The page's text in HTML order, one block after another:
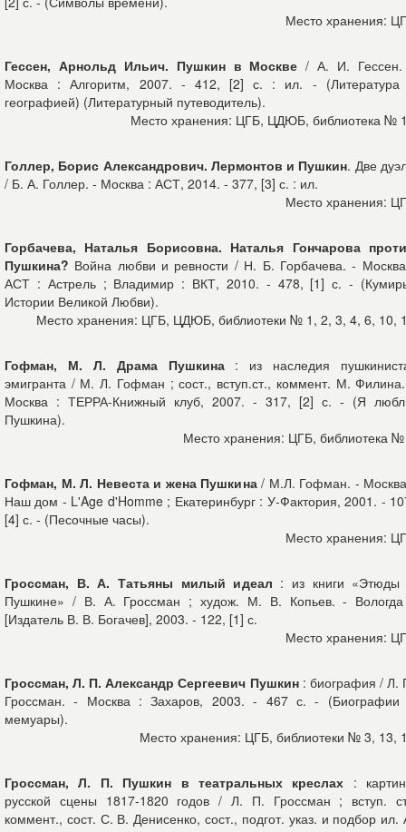
Место хранения:
Гессен, Арнольд Ильич. Пушкин в Москве / А. И.
Москва : Алгоритм, 2007. - 412, [2] с. : ил. - (Литература
географией) (Литературный путеводитель).
Место хранения: ЦГБ, ЦДЮБ, библиотека №
Голлер, Борис Александрович. Лермонтов и Пушкин. Две
/ Б. А. Голлер. - Москва : АСТ, 2014. - 377, [3] с. : ил.
Место хранения:
Горбачева, Наталья Борисовна. Наталья Гончарова
Пушкина? Война любви и ревности / Н. Б. Горбачева. -
АСТ : Астрель ; Владимир : ВКТ, 2010. - 478, [1] с. -
Истории Великой Любви).
Место хранения: ЦГБ, ЦДЮБ, библиотеки № 1, 2, 3, 4, 6, 10,
Гофман, М. Л. Драма Пушкина: из наследия
эмигранта / М. Л. Гофман ; сост., вступ.ст., коммент. М.
Москва : ТЕРРА-Книжный клуб, 2007. - 317, [2] с. - (Я
Пушкина).
Место хранения: ЦГБ, библиотека
Гофман, М. Л. Невеста и жена Пушкина/ М.Л. Гофман. -
Наш дом - L'Age d'Homme ; Екатеринбург : У-Фактория, 2001. -
[4] с. - (Песочные часы).
Место хранения:
Гроссман, В. А. Татьяны милый идеал : из книги «Этюды
Пушкине» / В. А. Гроссман ; худож. М. В. Копьев. -
[Издатель В. В. Богачев], 2003. - 122, [1] с.
Место хранения:
Гроссман, Л. П. Александр Сергеевич Пушкин: биография / Л.
Гроссман. - Москва : Захаров, 2003. - 467 с. - (Биографии
мемуары).
Место хранения: ЦГБ, библиотеки № 3, 13,
Гроссман, Л. П. Пушкин в театральных креслах :
русской сцены 1817-1820 годов / Л. П. Гроссман ; вступ.
коммент., сост. С. В. Денисенко, сост., подгот. указ. и подбор ил.